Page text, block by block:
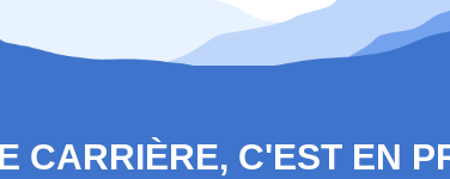
CARRIÈRE, C'EST EN